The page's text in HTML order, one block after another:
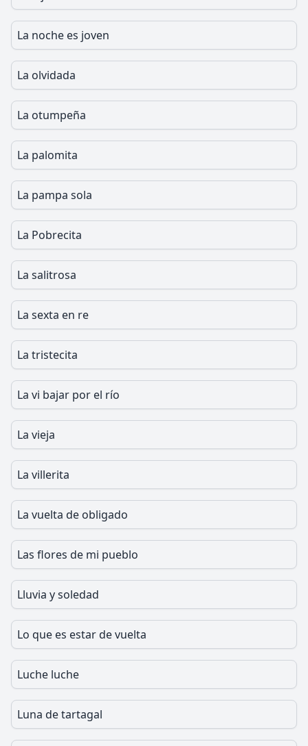
La noche es joven
La olvidada
La otumpeña
La palomita
La pampa sola
La Pobrecita
La salitrosa
La sexta en re
La tristecita
La vi bajar por el río
La vieja
La villerita
La vuelta de obligado
Las flores de mi pueblo
Lluvia y soledad
Lo que es estar de vuelta
Luche luche
Luna de tartagal